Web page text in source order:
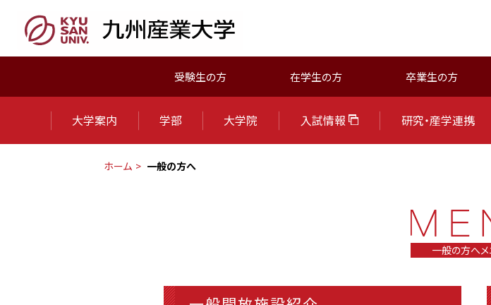
受験生の方 在学生の方 卒業生の方
大学案内 学部 大学院 入試情報 研究・産学連携
ホーム 一般の方へ
一般の方へメ